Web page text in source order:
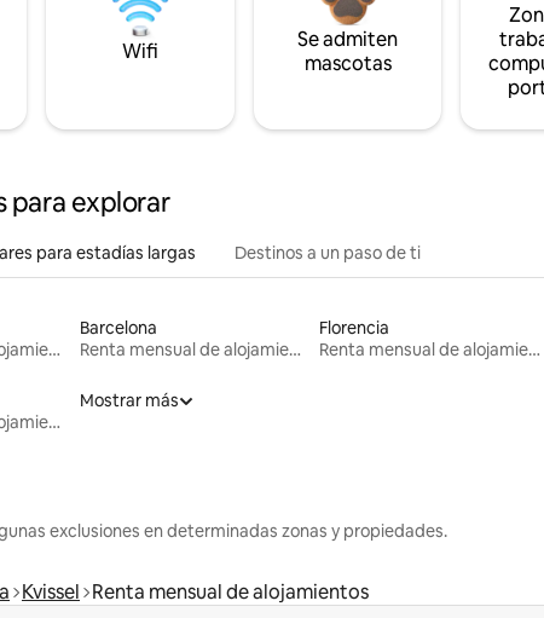
Wifi
Se admiten
mascotas
para explorar
para estadías largas Destinos a un paso de ti
Renta mensual de alojamientos
Barcelona
Renta mensual de alojamientos
Florencia
Renta mensual de alojamientos
Renta mensual de alojamientos
Mostrar más
exclusiones en determinadas zonas y propiedades.
Kvissel Renta mensual de alojamientos